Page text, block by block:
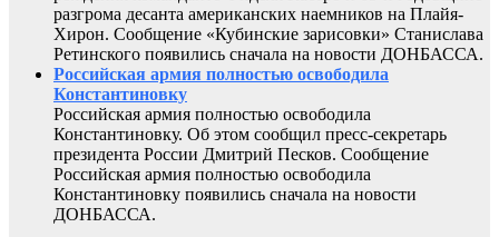
разгрома десанта американских наемников на Плайя-
Хирон. Сообщение «Кубинские зарисовки» Станислава
Ретинского появились сначала на новости ДОНБАССА.
Российская армия полностью освободила
Константиновку
Российская армия полностью освободила
Константиновку. Об этом сообщил пресс-секретарь
президента России Дмитрий Песков. Сообщение
Российская армия полностью освободила
Константиновку появились сначала на новости
ДОНБАССА.